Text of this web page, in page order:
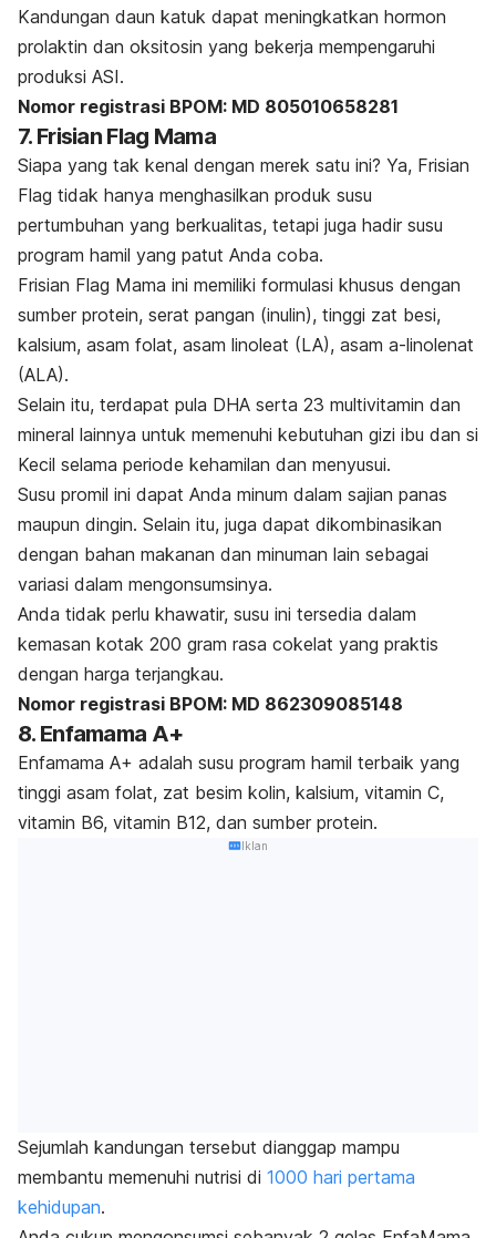
Kandungan daun katuk dapat meningkatkan hormon
prolaktin dan oksitosin yang bekerja mempengaruhi
produksi ASI.
Nomor registrasi BPOM: MD 805010658281
7. Frisian Flag Mama
Siapa yang tak kenal dengan merek satu ini? Ya, Frisian
Flag tidak hanya menghasilkan produk susu
pertumbuhan yang berkualitas, tetapi juga hadir susu
program hamil yang patut Anda coba.
Frisian Flag Mama ini memiliki formulasi khusus dengan
sumber protein, serat pangan (inulin), tinggi zat besi,
kalsium, asam folat, asam linoleat (LA), asam a-linolenat
(ALA).
Selain itu, terdapat pula DHA serta 23 multivitamin dan
mineral lainnya untuk memenuhi kebutuhan gizi ibu dan si
Kecil selama periode kehamilan dan menyusui.
Susu promil ini dapat Anda minum dalam sajian panas
maupun dingin. Selain itu, juga dapat dikombinasikan
dengan bahan makanan dan minuman lain sebagai
variasi dalam mengonsumsinya.
Anda tidak perlu khawatir, susu ini tersedia dalam
kemasan kotak 200 gram rasa cokelat yang praktis
dengan harga terjangkau.
Nomor registrasi BPOM: MD 862309085148
8. Enfamama A+
Enfamama A+ adalah susu program hamil terbaik yang
tinggi asam folat, zat besim kolin, kalsium, vitamin C,
vitamin B6, vitamin B12, dan sumber protein.
Iklan
Sejumlah kandungan tersebut dianggap mampu
membantu memenuhi nutrisi di 1000 hari pertama
kehidupan.